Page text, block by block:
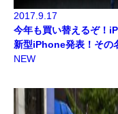
2017.9.17
今年も買い替えるぞ！
新型iPhone発表！その
NEW